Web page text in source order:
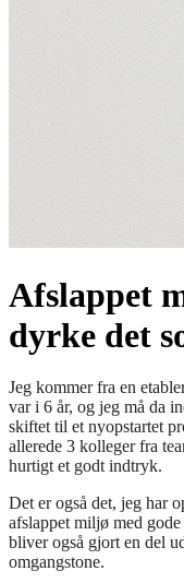
Afslappet
dyrke det
Jeg kommer fra en
var i 6 år, og jeg må da
skiftet til et nyopstartet
allerede 3 kolleger fra
hurtigt et godt indtryk.
Det er også det, jeg har
afslappet miljø med
bliver også gjort en del
omgangstone.